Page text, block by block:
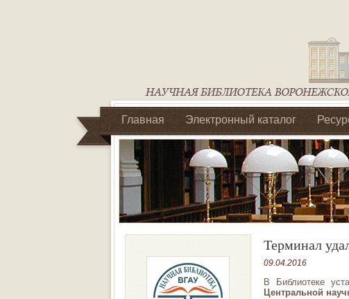
Главная Электронный каталог
Библиотеки регионального отделения
Терминал
09.04.2016
В Библиотеке
Центральной